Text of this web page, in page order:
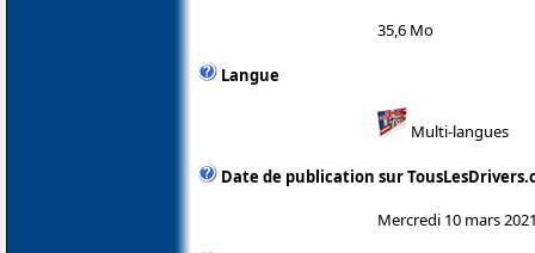
35,6 Mo
Langue
Multi-langues
Date de publication sur
Mercredi 10 mars